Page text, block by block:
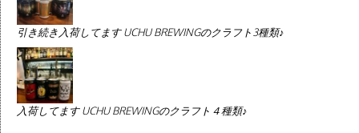
引き続き入荷してます UCHU BREWINGのクラフト3種類♪
入荷してます UCHU BREWINGのクラフト４種類♪